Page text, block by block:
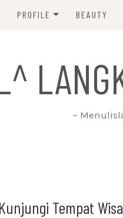
PROFILE
DISCLAIMER
PRIVACY POLICY
BEAUTY
~
Tempat